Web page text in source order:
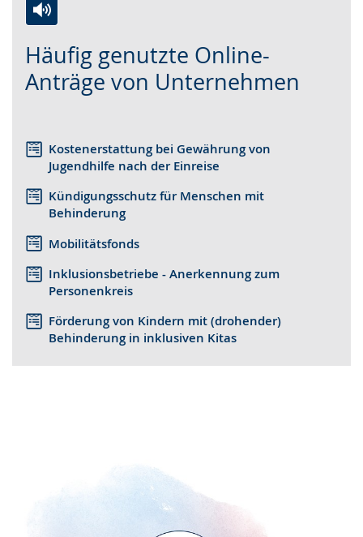
Häufig genutzte Online-
Anträge von Unternehmen
Leichten
Sprache
wechseln.
Audio-
Unterstützung.
Video
in
Deutscher
wird
angezeigt.
Kostenerstattung bei Gewährung von
Jugendhilfe nach der Einreise
Kündigungsschutz für Menschen mit
Behinderung
Mobilitätsfonds
Inklusionsbetriebe - Anerkennung zum
Personenkreis
Förderung von Kindern mit (drohender)
Behinderung in inklusiven Kitas